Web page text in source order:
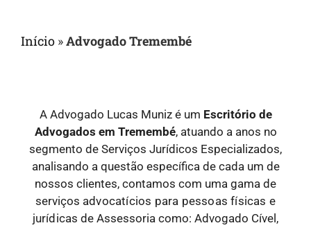
Início »Advogado Tremembé
A Advogado Lucas Muniz é um Escritório de
Advogados em Tremembé, atuando a anos no
segmento de Serviços Jurídicos Especializados,
analisando a questão específica de cada um de
nossos clientes, contamos com uma gama de
serviços advocatícios para pessoas físicas e
jurídicas de Assessoria como: Advogado Cível,